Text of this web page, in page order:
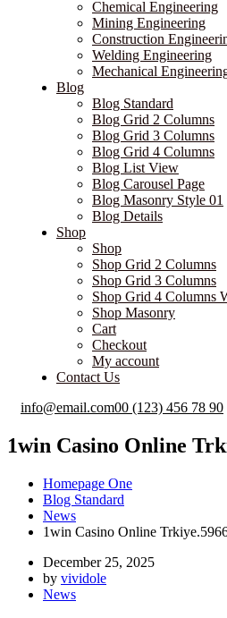
Chemical Engineering
Mining Engineering
Construction
Welding Engineering
Mechanical
Blog
Blog Standard
Blog Grid 2 Columns
Blog Grid 3 Columns
Blog Grid 4 Columns
Blog List View
Blog Carousel Page
Blog Masonry Style 01
Blog Details
Shop
Shop
Shop Grid 2 Columns
Shop Grid 3 Columns
Shop Grid 4 Columns
Shop Masonry
Cart
Checkout
My account
Contact Us
info@email.com00 (123) 456 78 90
1win Casino Online
Homepage One
Blog Standard
News
1win Casino Online
December 25, 2025
by vividole
News